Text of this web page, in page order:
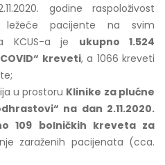
godine raspoloživost
pacijente na svim
KCUS-a je ukupno 1.524
kreveti, a 1066 kreveti
u prostoru Klinike za plućne
na dan 2.11.2020.
109 bolničkih kreveta za
zaraženih pacijenata (cca.